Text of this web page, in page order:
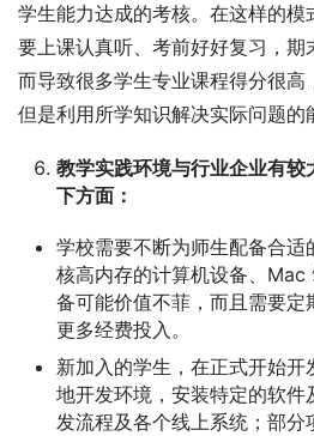
学生能力达成的考核。在这样的模
要上课认真听、考前好好复习，期
而导致很多学生专业课程得分很高
但是利用所学知识解决实际问题的
教学实践环境与行业企业有
下方面：
学校需要不断为师生配备合适
核高内存的计算机设备、Mac
备可能价值不菲，而且需要
更多经费投入。
新加入的学生，在正式开始
地开发环境，安装特定的软
发流程及各个线上系统；部分